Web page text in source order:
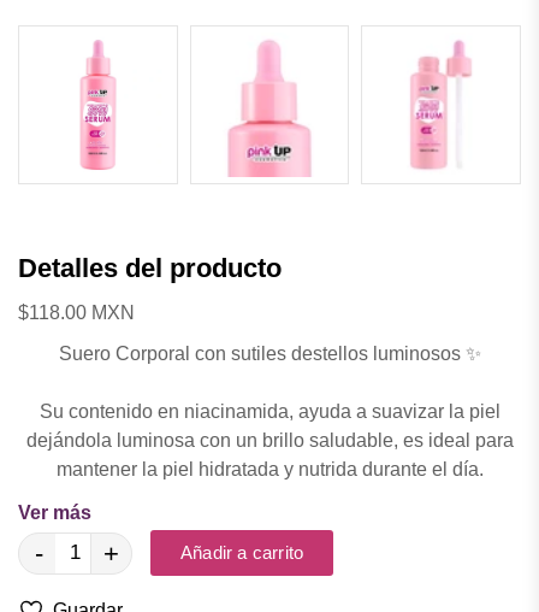
Detalles del producto
$118.00 MXN
Suero Corporal con sutiles destellos luminosos ✨
Su contenido en niacinamida, ayuda a suavizar la piel
dejándola luminosa con un brillo saludable, es ideal para
mantener la piel hidratada y nutrida durante el día.
💧 Textura ligera de rápida absorción.
🚫 Sin sensación grasosa.
Ver más
- + Añadir a carrito